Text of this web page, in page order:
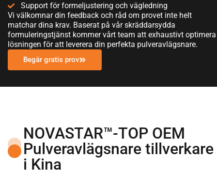
Support för formeljustering och vägledning
Vi välkomnar din feedback och råd om provet inte helt
matchar dina krav. Baserat på vår skräddarsydda
formuleringstjänst kommer vårt team att exhaustivt optimera
lösningen för att leverera din perfekta pulveravlägsnare.
Begär gratis prov
NOVASTAR™-TOP OEM
Pulveravlägsnare tillverkare
i Kina